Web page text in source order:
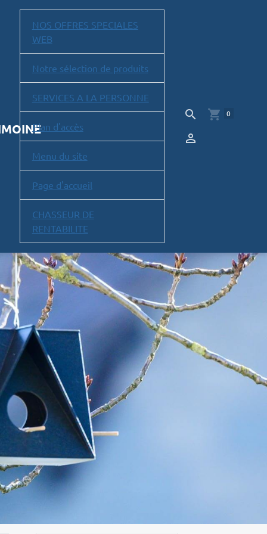
NOS OFFRES SPECIALES
WEB
Notre sélection de produits
SERVICES A LA PERSONNE
Plan d'accès
Menu du site
Page d'accueil
CHASSEUR DE
RENTABILITE
0